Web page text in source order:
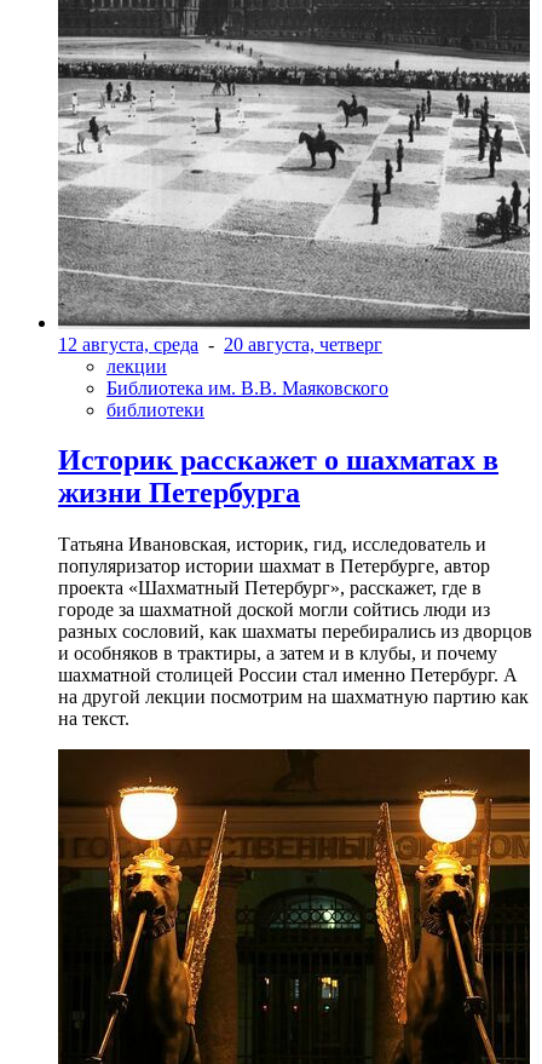
12 августа, среда - 20 августа, четверг
лекции
Библиотека им. В.В. Маяковского
библиотеки
Историк расскажет о шахматах в
жизни Петербурга
Татьяна Ивановская, историк, гид, исследователь и
популяризатор истории шахмат в Петербурге, автор
проекта «Шахматный Петербург», расскажет, где в
городе за шахматной доской могли сойтись люди из
разных сословий, как шахматы перебирались из дворцов
и особняков в трактиры, а затем и в клубы, и почему
шахматной столицей России стал именно Петербург. А
на другой лекции посмотрим на шахматную партию как
на текст.